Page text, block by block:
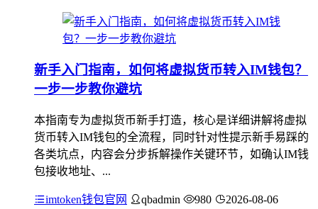
新手入门指南，如何将虚拟货币转入IM钱包？
一步一步教你避坑
本指南专为虚拟货币新手打造，核心是详细讲解将虚拟
货币转入IM钱包的全流程，同时针对性提示新手易踩的
各类坑点，内容会分步拆解操作关键环节，如确认IM钱
包接收地址、...
imtoken钱包官网 qbadmin 980 2026-08-06